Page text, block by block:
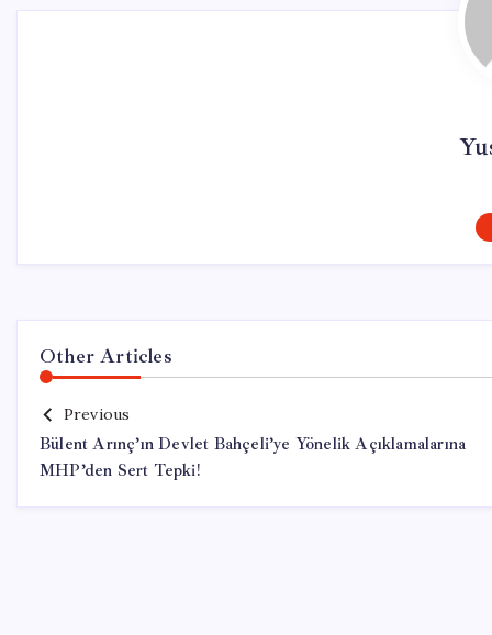
Other Articles
Previous
Bülent Arınç’ın Devlet Bahçeli’ye Yönelik Açıklamalarına
MHP’den Sert Tepki!